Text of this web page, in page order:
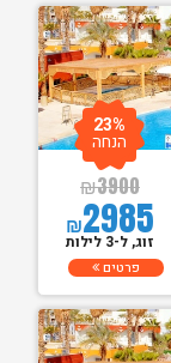
₪3900
₪2985
23%
הנחה
זוג, ל-3 לילות
פרטים